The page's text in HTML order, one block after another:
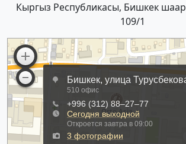
Кыргыз Республикасы, Бишкек
109/1